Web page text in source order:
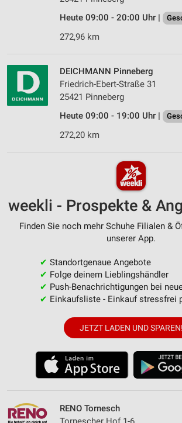
Heute 09:00 - 20:00 Uhr |
272,96 km
DEICHMANN Pinneberg
Friedrich-Ebert-Straße 31
25421 Pinneberg
Heute 09:00 - 19:00 Uhr |
272,20 km
weekli - Prospekte &
Finden Sie noch mehr Schuhe Filialen &
unserer App.
✔ Standortgenaue Angebote
✔ Folge deinem Lieblingshändler
✔ Push-Benachrichtigungen bei
✔ Einkaufsliste - Einkauf stressfrei
JETZT LADEN UND SPAREN!
RENO Tornesch